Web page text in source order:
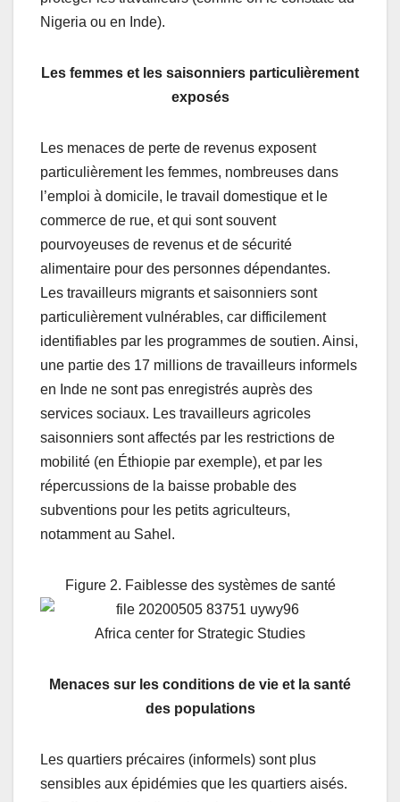
Nigeria ou en Inde).
Les femmes et les saisonniers particulièrement
exposés
Les menaces de perte de revenus exposent
particulièrement les femmes, nombreuses dans
l’emploi à domicile, le travail domestique et le
commerce de rue, et qui sont souvent
pourvoyeuses de revenus et de sécurité
alimentaire pour des personnes dépendantes.
Les travailleurs migrants et saisonniers sont
particulièrement vulnérables, car difficilement
identifiables par les programmes de soutien. Ainsi,
une partie des 17 millions de travailleurs informels
en Inde ne sont pas enregistrés auprès des
services sociaux. Les travailleurs agricoles
saisonniers sont affectés par les restrictions de
mobilité (en Éthiopie par exemple), et par les
répercussions de la baisse probable des
subventions pour les petits agriculteurs,
notamment au Sahel.
Figure 2. Faiblesse des systèmes de santé
Africa center for Strategic Studies
Menaces sur les conditions de vie et la santé
des populations
Les quartiers précaires (informels) sont plus
sensibles aux épidémies que les quartiers aisés.